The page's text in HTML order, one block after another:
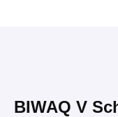
BIWAQ V